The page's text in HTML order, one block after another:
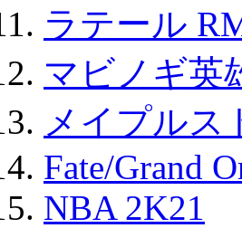
ラテール
マビノギ英
メイプルス
Fate/Grand
NBA 2K21